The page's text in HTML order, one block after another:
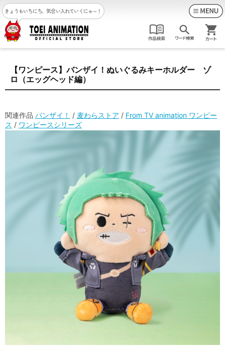
きょうもいちにち、気合い入れていくにゃ～！
【ワンピース】バンザイ！ぬいぐるみキーホルダー ゾ
ロ（エッグヘッド編）
関連作品 バンザイ！ / 麦わらストア / From TV animation ワンピー
ス / ワンピースシリーズ